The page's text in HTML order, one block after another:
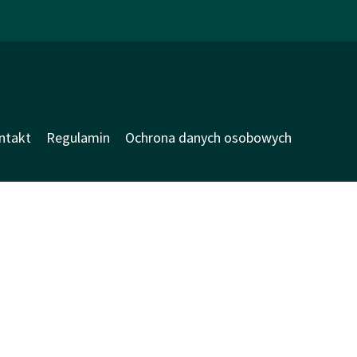
Regulamin Ochrona danych osobowych